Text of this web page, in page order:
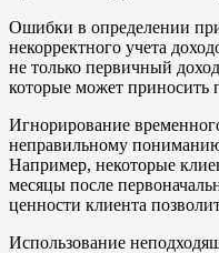
Ошибки в определении
некорректного учета
не только первичный
которые может приносить
Игнорирование
неправильному
Например, некоторые
месяцы после
ценности клиента
Использование